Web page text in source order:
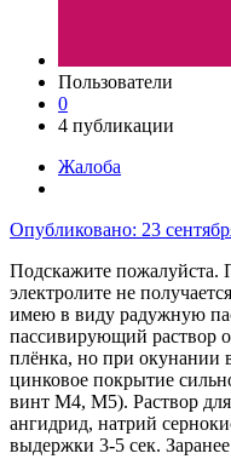
Пользователи
0
4 публикации
Жалоба
Опубликовано: 23
Подскажите пожалуйста.
электролите не
имею в виду радужную
пассивирующий раствор
плёнка, но при окунании
цинковое покрытие
винт М4, М5). Раствор
ангидрид, натрий
выдержки 3-5 сек.